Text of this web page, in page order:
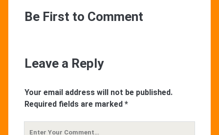
Be First to Comment
Leave a Reply
Your email address will not be published.
Required fields are marked *